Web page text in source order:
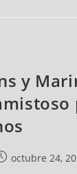
y
octubre 24,